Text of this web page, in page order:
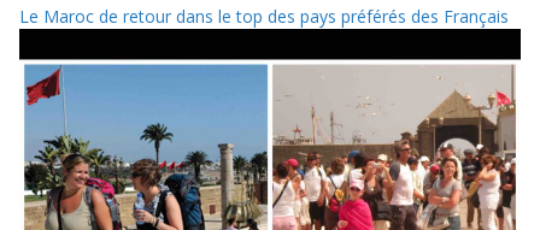
Le Maroc de retour dans le top des pays préférés des Français